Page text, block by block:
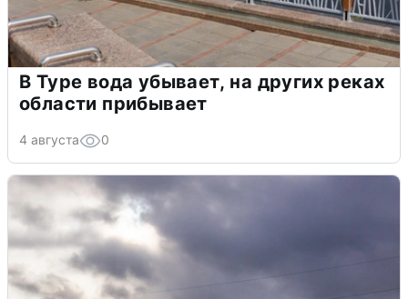
В Туре вода убывает, на других реках
области прибывает
4 августа 0